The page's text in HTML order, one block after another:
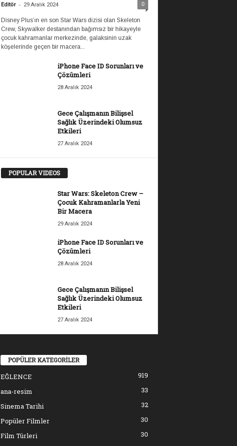
Editör - 29 Aralık 2024 0
Disney Plus’ın en son Star Wars dizisi olan Skeleton
Crew, Skywalker destanından bağımsız bir hikayeyle
çocuk kahramanlar merkezinde, galaksinin uzak
köşelerinde geçen bir macera...
iPhone Face ID Sorunları ve
Çözümleri
28 Aralık 2024
Gece Çalışmanın Bilişsel
Sağlık Üzerindeki Olumsuz
Etkileri
27 Aralık 2024
POPULAR VIDEOS
Star Wars: Skeleton Crew –
Çocuk Kahramanlarla Yeni
Bir Macera
29 Aralık 2024
iPhone Face ID Sorunları ve
Çözümleri
28 Aralık 2024
Gece Çalışmanın Bilişsel
Sağlık Üzerindeki Olumsuz
Etkileri
27 Aralık 2024
POPÜLER KATEGORİLER
EĞLENCE
919
ana-resim
33
Sinema Tarihi
32
Popüler Filmler
30
Film Türleri
30